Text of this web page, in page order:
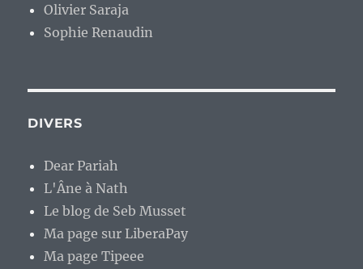
Olivier Saraja
Sophie Renaudin
DIVERS
Dear Pariah
L'Âne à Nath
Le blog de Seb Musset
Ma page sur LiberaPay
Ma page Tipeee